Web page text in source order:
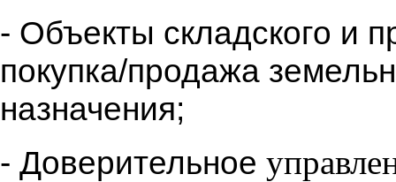
- Объекты складского и
покупка/продажа
назначения;
- Доверительное